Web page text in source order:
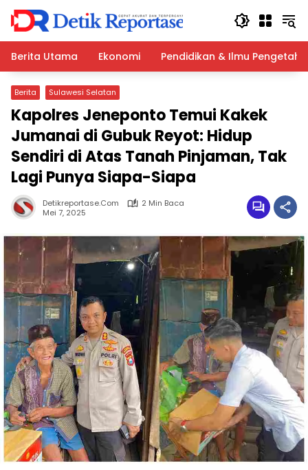
Langsung
konten
Berita Utama
Ekonomi Pendidikan & Ilmu
Berita Sulawesi Selatan
Kapolres Jeneponto Temui Kakek
Jumanai di Gubuk Reyot: Hidup
Sendiri di Atas Tanah Pinjaman, Tak
Lagi Punya Siapa-Siapa
Detikreportase.com
2 Min Baca
Mei 7, 2025